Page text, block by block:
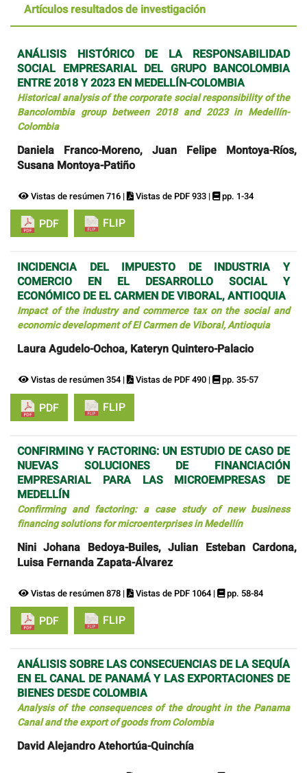
Artículos resultados de investigación
ANÁLISIS HISTÓRICO DE LA RESPONSABILIDAD
SOCIAL EMPRESARIAL DEL GRUPO BANCOLOMBIA
ENTRE 2018 Y 2023 EN MEDELLÍN-COLOMBIA
Historical analysis of the corporate social responsibility of the
Bancolombia group between 2018 and 2023 in Medellín-
Colombia
Daniela Franco-Moreno, Juan Felipe Montoya-Ríos,
Susana Montoya-Patiño
Vistas de resúmen 716 | Vistas de PDF 933 | pp. 1-34
PDF FLIP
INCIDENCIA DEL IMPUESTO DE INDUSTRIA Y
COMERCIO EN EL DESARROLLO SOCIAL Y
ECONÓMICO DE EL CARMEN DE VIBORAL, ANTIOQUIA
Impact of the industry and commerce tax on the social and
economic development of El Carmen de Viboral, Antioquia
Laura Agudelo-Ochoa, Kateryn Quintero-Palacio
Vistas de resúmen 354 | Vistas de PDF 490 | pp. 35-57
PDF FLIP
CONFIRMING Y FACTORING: UN ESTUDIO DE CASO DE
NUEVAS SOLUCIONES DE FINANCIACIÓN
EMPRESARIAL PARA LAS MICROEMPRESAS DE
MEDELLÍN
Confirming and factoring: a case study of new business
financing solutions for microenterprises in Medellín
Nini Johana Bedoya-Builes, Julian Esteban Cardona,
Luisa Fernanda Zapata-Álvarez
Vistas de resúmen 878 | Vistas de PDF 1064 | pp. 58-84
PDF FLIP
ANÁLISIS SOBRE LAS CONSECUENCIAS DE LA SEQUÍA
EN EL CANAL DE PANAMÁ Y LAS EXPORTACIONES DE
BIENES DESDE COLOMBIA
Analysis of the consequences of the drought in the Panama
Canal and the export of goods from Colombia
David Alejandro Atehortúa-Quinchía